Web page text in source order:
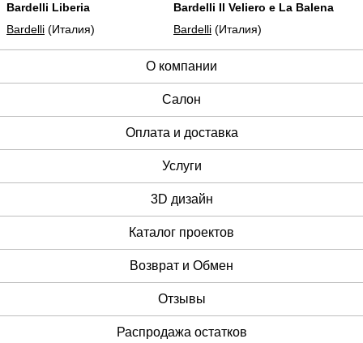
Bardelli Liberia
Bardelli (Италия)
Bardelli Il Veliero e La Balena
Bardelli (Италия)
О компании
Cалон
Оплата и доставка
Услуги
3D дизайн
Каталог проектов
Возврат и Обмен
Отзывы
Распродажа остатков